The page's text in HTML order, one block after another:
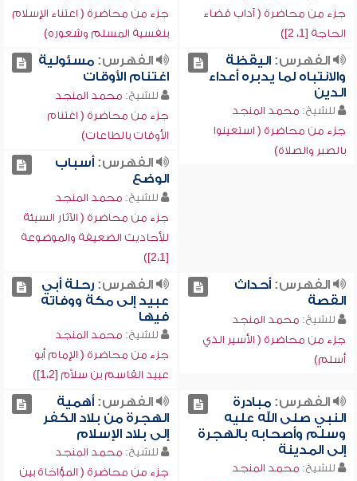
جزء من محاضرة ( آداب قضاء
الحاجة [1، 2])
جزء من محاضرة ( اعتناء الإسلام
بنفسية المسلم وشعوره)
الفهرس:اليقظة
والانتباه لما يدبره أعداء
الدين
للشيخ: محمد المنجد
جزء من محاضرة ( استعينوا
بالصبر والصلاة)
الفهرس:مسئولية
اغتنام الأوقات
للشيخ: محمد المنجد
جزء من محاضرة ( اغتنام
الأوقات بالطاعات)
الفهرس:أسباب
الوضع
للشيخ: محمد المنجد
جزء من محاضرة ( الآثار السيئة
للأحاديث الضعيفة والموضوعة
[2،1])
الفهرس:أحداث
القصة
للشيخ: محمد المنجد
جزء من محاضرة ( الأسير الذي
أسلم)
الفهرس:رحلة أبي
عبيد إلى مكة ووفاته
فيها
للشيخ: محمد المنجد
جزء من محاضرة ( الإمام أبو
عبيد القاسم بن سلاَّم [1،2])
الفهرس:مبادرة
النبي صلى الله عليه
وسلم وأصحابه بالهجرة
إلى المدينة
للشيخ: محمد المنجد
الفهرس:أهمية
الهجرة من بلاد الكفر
إلى بلاد الإسلام
للشيخ: محمد المنجد
جزء من محاضرة ( المؤاخاة بين